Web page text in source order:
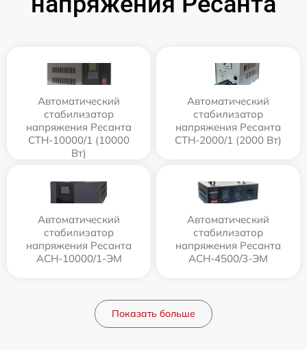
Автоматический
стабилизатор
напряжения Ресанта
СТН-10000/1 (10000
Вт)
Автоматический
стабилизатор
напряжения Ресанта
СТН-2000/1 (2000 Вт)
Автоматический
стабилизатор
напряжения Ресанта
АСН-10000/1-ЭМ
Автоматический
стабилизатор
напряжения Ресанта
АСН-4500/3-ЭМ
Показать больше